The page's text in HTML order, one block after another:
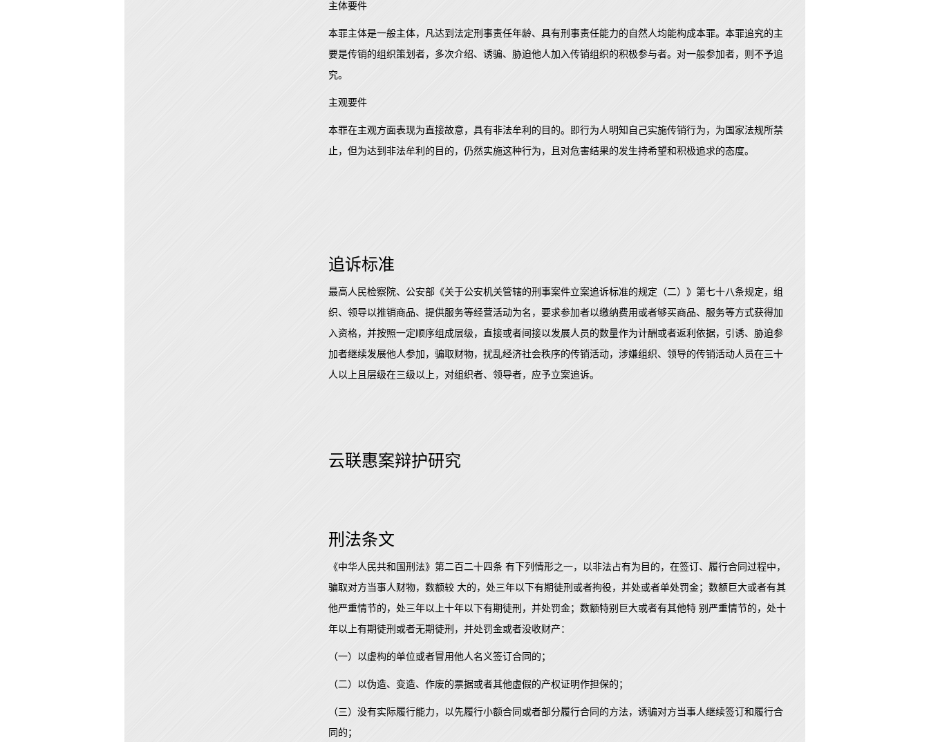
主体要件
本罪主体是一般主体，凡达到法定刑事责任年龄、具有刑事责任能力的自然人均能构成本罪。本罪追究的主
要是传销的组织策划者，多次介绍、诱骗、胁迫他人加入传销组织的积极参与者。对一般参加者，则不予追
究。
主观要件
本罪在主观方面表现为直接故意，具有非法牟利的目的。即行为人明知自己实施传销行为，为国家法规所禁
止，但为达到非法牟利的目的，仍然实施这种行为，且对危害结果的发生持希望和积极追求的态度。
追诉标准
最高人民检察院、公安部《关于公安机关管辖的刑事案件立案追诉标准的规定（二）》第七十八条规定，组
织、领导以推销商品、提供服务等经营活动为名，要求参加者以缴纳费用或者够买商品、服务等方式获得加
入资格，并按照一定顺序组成层级，直接或者间接以发展人员的数量作为计酬或者返利依据，引诱、胁迫参
加者继续发展他人参加，骗取财物，扰乱经济社会秩序的传销活动，涉嫌组织、领导的传销活动人员在三十
人以上且层级在三级以上，对组织者、领导者，应予立案追诉。
云联惠案辩护研究
刑法条文
《中华人民共和国刑法》第二百二十四条 有下列情形之一，以非法占有为目的，在签订、履行合同过程中，
骗取对方当事人财物，数额较 大的，处三年以下有期徒刑或者拘役，并处或者单处罚金；数额巨大或者有其
他严重情节的，处三年以上十年以下有期徒刑，并处罚金；数额特别巨大或者有其他特 别严重情节的，处十
年以上有期徒刑或者无期徒刑，并处罚金或者没收财产：
（一）以虚构的单位或者冒用他人名义签订合同的；
（二）以伪造、变造、作废的票据或者其他虚假的产权证明作担保的；
（三）没有实际履行能力，以先履行小额合同或者部分履行合同的方法，诱骗对方当事人继续签订和履行合
同的；